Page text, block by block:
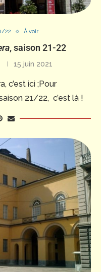
22 À voir
, saison 21-22
15 juin 2021
c’est ici ;Pour
21/22, c’est là !